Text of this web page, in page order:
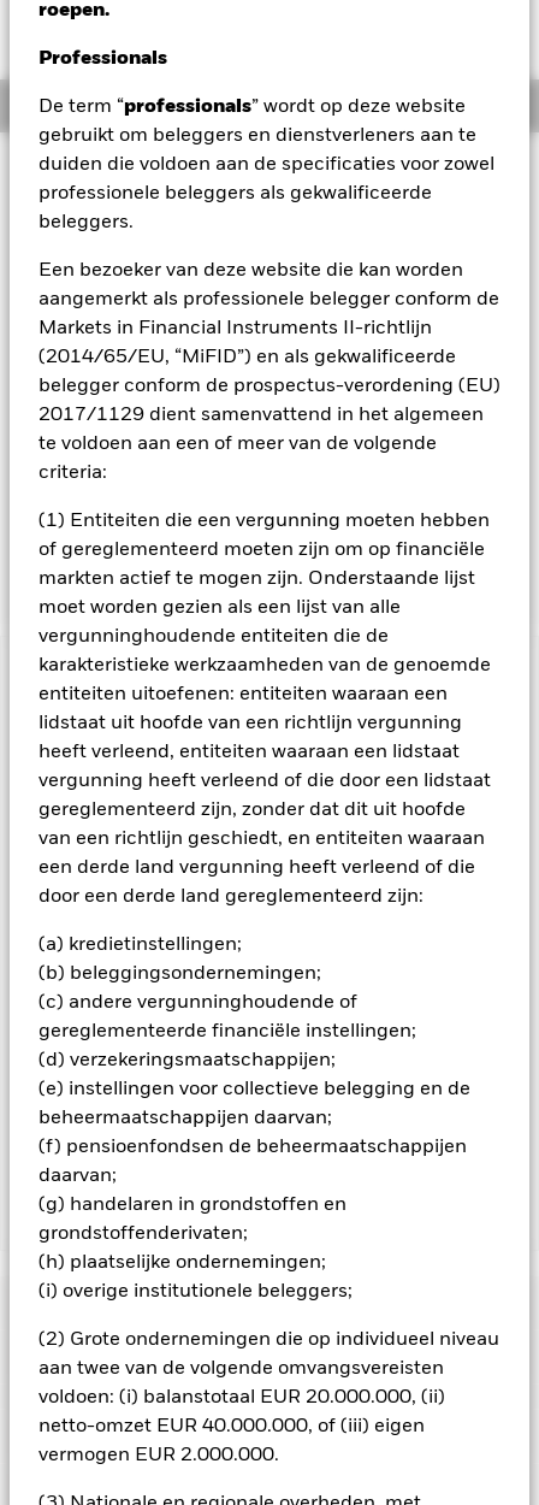
roepen.
Professionals
De term “professionals” wordt op deze website
gebruikt om beleggers en dienstverleners aan te
duiden die voldoen aan de specificaties voor zowel
professionele beleggers als gekwalificeerde
beleggers.
Een bezoeker van deze website die kan worden
aangemerkt als professionele belegger conform de
Markets in Financial Instruments II-richtlijn
(2014/65/EU, “MiFID”) en als gekwalificeerde
belegger conform de prospectus-verordening (EU)
2017/1129 dient samenvattend in het algemeen
te voldoen aan een of meer van de volgende
criteria:
(1) Entiteiten die een vergunning moeten hebben
of gereglementeerd moeten zijn om op financiële
markten actief te mogen zijn. Onderstaande lijst
moet worden gezien als een lijst van alle
vergunninghoudende entiteiten die de
karakteristieke werkzaamheden van de genoemde
entiteiten uitoefenen: entiteiten waaraan een
lidstaat uit hoofde van een richtlijn vergunning
heeft verleend, entiteiten waaraan een lidstaat
vergunning heeft verleend of die door een lidstaat
gereglementeerd zijn, zonder dat dit uit hoofde
van een richtlijn geschiedt, en entiteiten waaraan
een derde land vergunning heeft verleend of die
door een derde land gereglementeerd zijn:
(a) kredietinstellingen;
(b) beleggingsondernemingen;
(c) andere vergunninghoudende of
gereglementeerde financiële instellingen;
(d) verzekeringsmaatschappijen;
(e) instellingen voor collectieve belegging en de
beheermaatschappijen daarvan;
(f) pensioenfondsen de beheermaatschappijen
daarvan;
(g) handelaren in grondstoffen en
grondstoffenderivaten;
(h) plaatselijke ondernemingen;
(i) overige institutionele beleggers;
(2) Grote ondernemingen die op individueel niveau
aan twee van de volgende omvangsvereisten
voldoen: (i) balanstotaal EUR 20.000.000, (ii)
netto-omzet EUR 40.000.000, of (iii) eigen
vermogen EUR 2.000.000.
Overzicht
Beleggingsdoel
Het Fonds streeft naar een rendement op uw belegging door
een combinatie van kapitaalgroei en inkomsten uit de activa
Barclays Global Aggregate 1-5 Year Index, de referentie-
index van het Fonds (Index), weerspiegelt. Voor zover
mogelijk en haalbaar is, belegt het Fonds in de vastrentende
(VR) effecten (zoals obligaties) die deel uitmaken van de
Index. Het is de bedoeling dat, op het moment van aankoop,
de VR effecten een kredietrating van minstens investment
grade (d.w.z. een specifiek kredietwaardigheidsniveau
behalen) hebben van Moody's, Standard & Poor's of Fitch
Ratings of volgens de beleggingsbeheerder een
een VR effect wordt verlaagd, mag het Fonds dit effect blijven
houden tot het praktisch haalbaar is om de positie te
De waarde en
het rendement van beleggingen kunnen dalen en stijgen, en
zijn niet gegarandeerd. Beleggers verliezen mogelijk hun
oorspronkelijke inleg.
Alle aandelenklassen met valutahedging van dit fonds
gebruiken derivaten om valutarisico's af te dekken. Het
gebruik van derivaten voor een aandelenklasse kan een
potentieel besmettingsrisico (ook bekend als spill-over) voor
andere aandelenklassen in het fonds betekenen. De
geschikte procedures worden gebruikt om het
besmettingsrisico voor andere aandelenklassen te
minimaliseren. Via het uitklapvakje direct onder de naam van
het fonds, kunt u een lijst van alle aandelenklassen in het
fonds bekijken – aandelenklassen met valutahedging worden
aangegeven door het woord 'Hedged' in de naam van de
aandelenklasse. Daarnaast is een volledige lijst van alle
aandelenklassen met valutahedging op aanvraag
verkrijgbaar bij de beheermaatschappij van het fonds.
iShares Global Aggregate 1-5 Year Bond Index Fund
(IE)
Risicometer
Performance
Grafiek
wanbetalingsquote van emittenten hebben een aanzienlijk
of werkelijke verlagingen van de kredietrating kunnen het
Kerngegevens
Portefeuille kenmerken